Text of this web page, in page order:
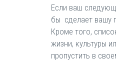
Если ваш
бы сделает вашу
Кроме того,
жизни, культуры
пропустить в